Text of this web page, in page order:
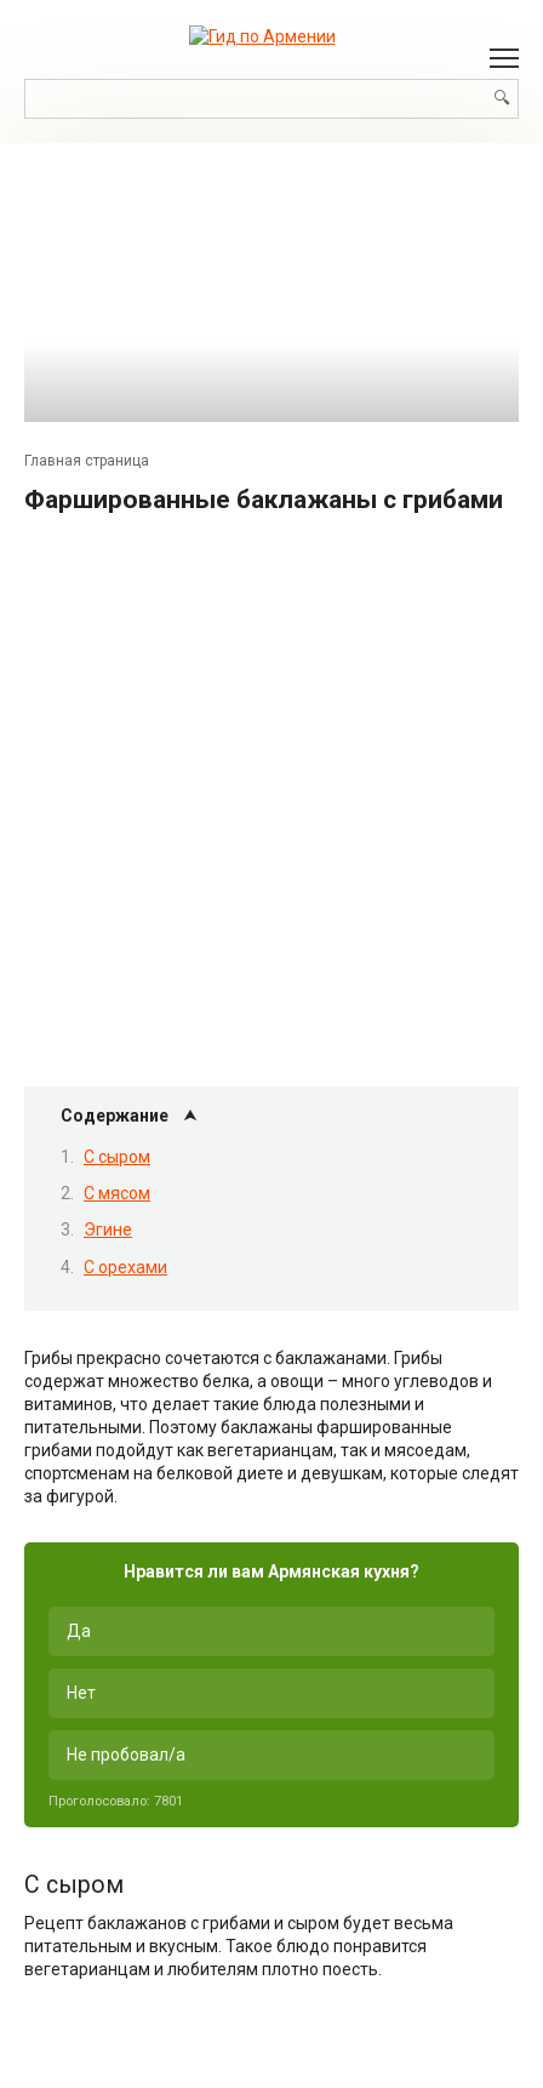
Главная страница
Фаршированные баклажаны с грибами
Содержание
С сыром
С мясом
Эгине
С орехами
Грибы прекрасно сочетаются с баклажанами. Грибы
содержат множество белка, а овощи – много углеводов и
витаминов, что делает такие блюда полезными и
питательными. Поэтому баклажаны фаршированные
грибами подойдут как вегетарианцам, так и мясоедам,
спортсменам на белковой диете и девушкам, которые следят
за фигурой.
Нравится ли вам Армянская кухня?
Да
Нет
Не пробовал/а
Проголосовало: 7801
С сыром
Рецепт баклажанов с грибами и сыром будет весьма
питательным и вкусным. Такое блюдо понравится
вегетарианцам и любителям плотно поесть.